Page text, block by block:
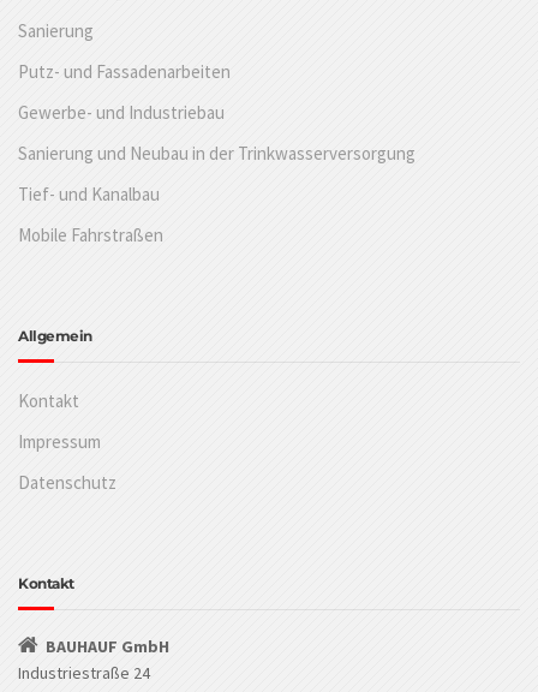
Sanierung
Putz- und Fassadenarbeiten
Gewerbe- und Industriebau
Sanierung und Neubau in der Trinkwasserversorgung
Tief- und Kanalbau
Mobile Fahrstraßen
Allgemein
Kontakt
Impressum
Datenschutz
Kontakt
BAUHAUF GmbH
Industriestraße 24